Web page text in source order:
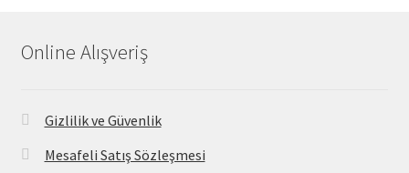
Online Alışveriş
Gizlilik ve Güvenlik
Mesafeli Satış Sözleşmesi